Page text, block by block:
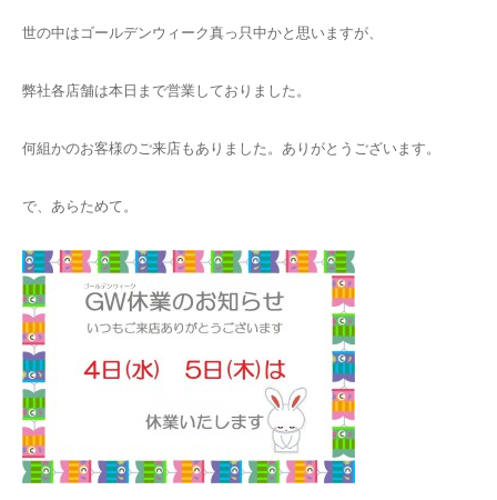
世の中はゴールデンウィーク真っ只中かと思いますが、
弊社各店舗は本日まで営業しておりました。
何組かのお客様のご来店もありました。ありがとうございます。
で、あらためて。